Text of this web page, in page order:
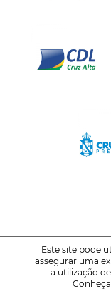
© 2021-2026
Política
Este site pode
assegurar uma
a utilização